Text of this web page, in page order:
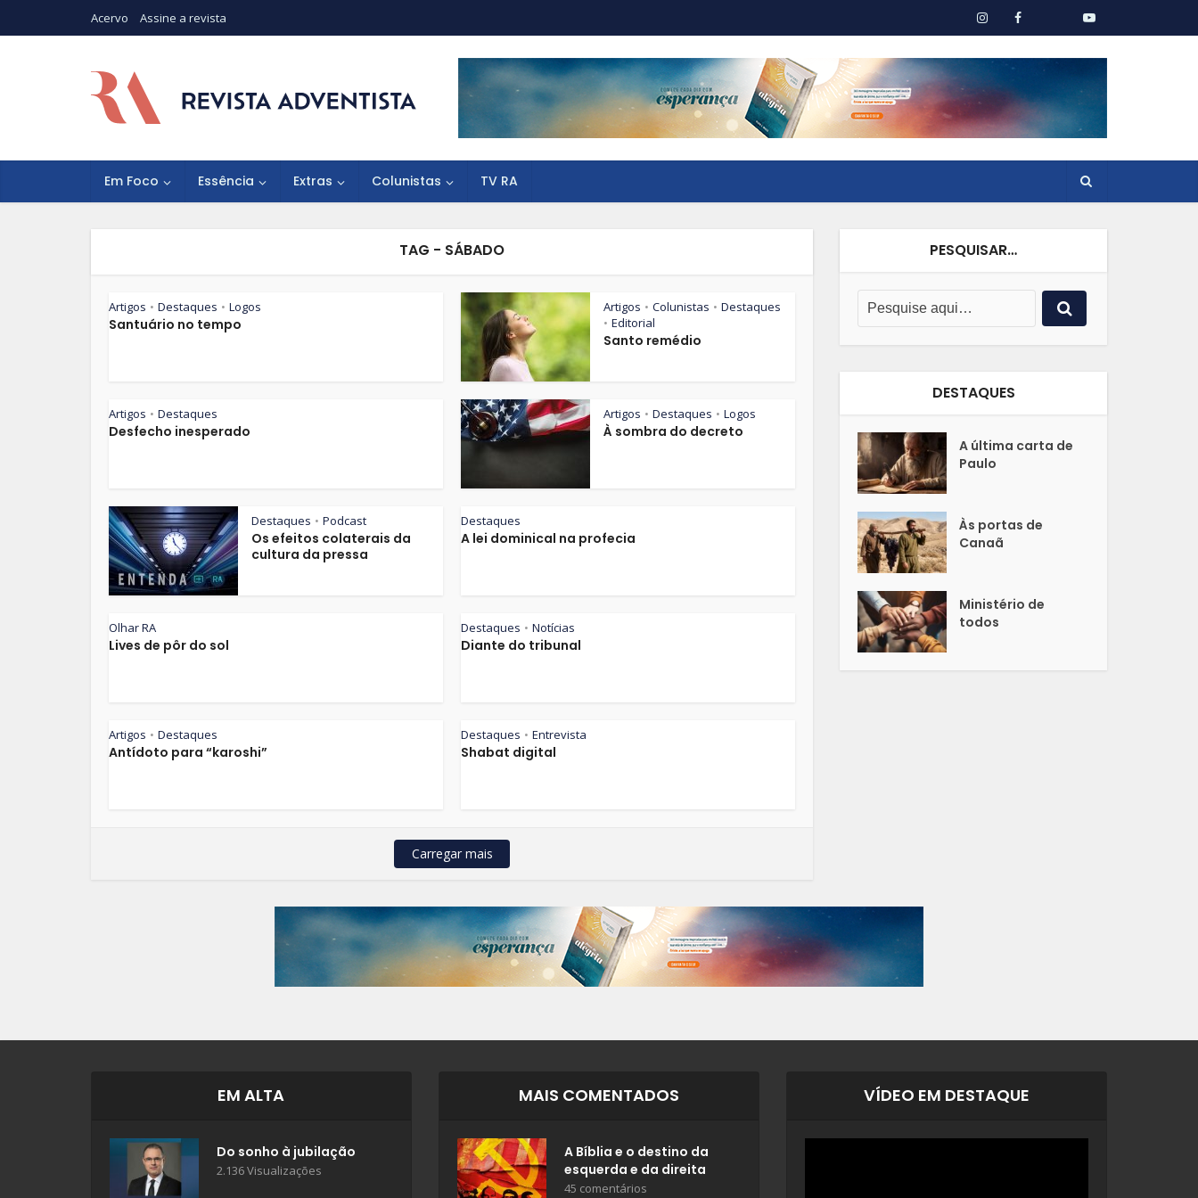
Acervo Assine a revista
Em Foco Essência Extras Colunistas TV RA
TAG - SÁBADO
Artigos • Destaques • Logos
Santuário no tempo
Artigos • Colunistas • Destaques
• Editorial
Santo remédio
Artigos • Destaques
Desfecho inesperado
Artigos • Destaques • Logos
À sombra do decreto
Destaques • Podcast
Os efeitos colaterais da
cultura da pressa
Destaques
A lei dominical na profecia
Olhar RA
Lives de pôr do sol
Destaques • Notícias
Diante do tribunal
Artigos • Destaques
Antídoto para “karoshi”
Destaques • Entrevista
Shabat digital
Carregar mais
PESQUISAR…
DESTAQUES
A última carta de
Paulo
Às portas de
Canaã
Ministério de
todos
EM ALTA
Do sonho à jubilação
2.136 Visualizações
MAIS COMENTADOS
A Bíblia e o destino da
esquerda e da direita
45 comentários
VÍDEO EM DESTAQUE